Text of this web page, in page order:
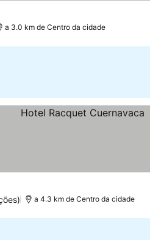
a 3.0 km de Centro da cidade
a 4.3 km de Centro da cidade